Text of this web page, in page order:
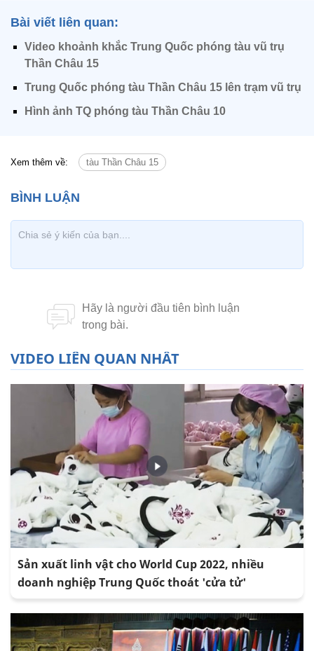
Bài viết liên quan:
Video khoảnh khắc Trung Quốc phóng tàu vũ trụ
Thần Châu 15
Trung Quốc phóng tàu Thần Châu 15 lên trạm vũ trụ
Hình ảnh TQ phóng tàu Thần Châu 10
Xem thêm về: tàu Thần Châu 15
VIDEO LIÊN QUAN NHẤT
Sản xuất linh vật cho World Cup 2022, nhiều
doanh nghiệp Trung Quốc thoát 'cửa tử'